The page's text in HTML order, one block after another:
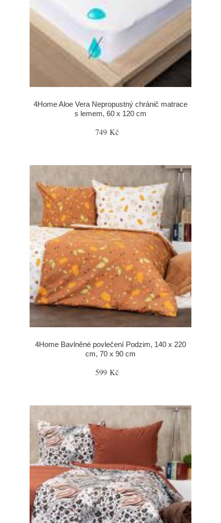
4Home Aloe Vera Nepropustný chránič matrace
s lemem, 60 x 120 cm
749 Kč
4Home Bavlněné povlečení Podzim, 140 x 220
cm, 70 x 90 cm
599 Kč